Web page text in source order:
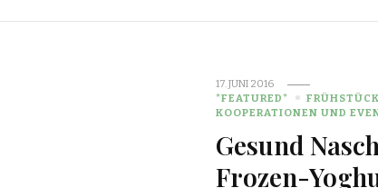
17. JUNI 2016
*FEATURED*
FRÜHSTÜCK
KOOPERATIONEN UND
Gesund
Frozen-